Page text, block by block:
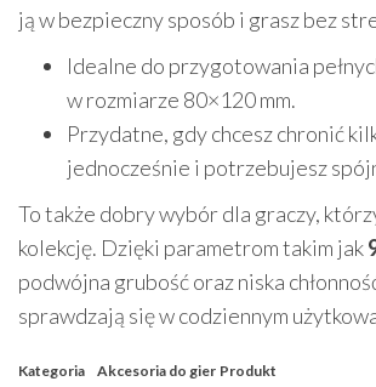
ją w bezpieczny sposób i grasz bez
Idealne do przygotowania
w rozmiarze 80×120 mm.
Przydatne, gdy chcesz chronić
jednocześnie i potrzebujesz
To także dobry wybór dla graczy,
kolekcję. Dzięki parametrom takim jak
podwójna grubość oraz niska
sprawdzają się w codziennym
Kategoria Akcesoria do gier Produkt